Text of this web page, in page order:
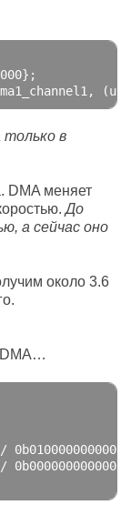
};
, (
в
DMA меняет
До
а сейчас оно
около 3.6
DMA…